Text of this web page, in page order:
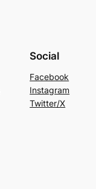
Social
Facebook
Instagram
Twitter/X